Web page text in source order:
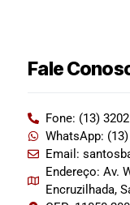
Fale
Fone: (13)
WhatsApp:
Email:
Endereço: Av.
Encruzilhada,